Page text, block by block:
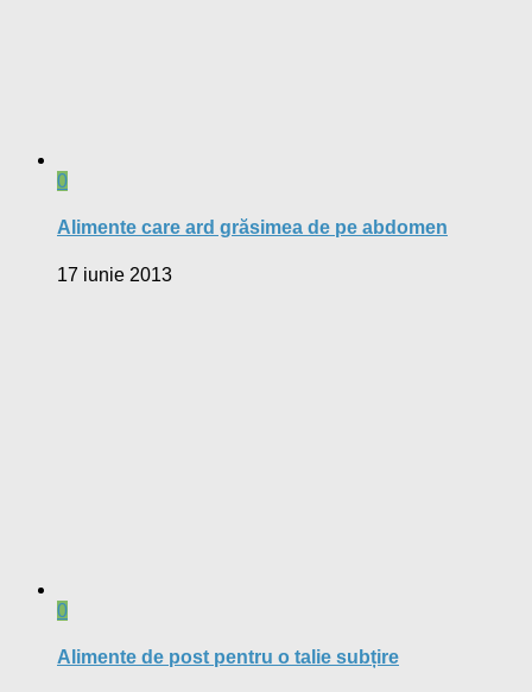
0
Alimente care ard grăsimea de pe abdomen
17 iunie 2013
0
Alimente de post pentru o talie subțire